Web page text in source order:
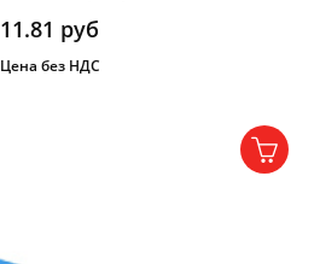
11.81 руб
Цена без НДС